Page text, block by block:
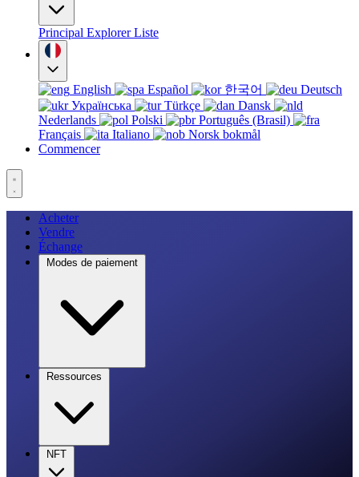
Principal ExplorerListe
English Español 한국어
Deutsch
Українська
Türkçe
Dansk
Nederlands
Polski
Português (Brasil)
Français
Italiano
Norsk bokmål
Commencer
Acheter
Vendre
Échange
Modes de paiement
Ressources
NFT